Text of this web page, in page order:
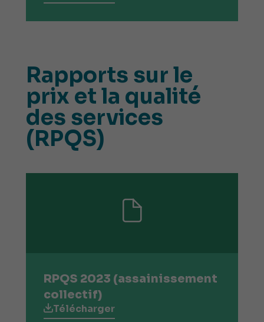
Rapports sur le
prix et la qualité
des services
(RPQS)
RPQS 2023 (assainissement
collectif)
Télécharger